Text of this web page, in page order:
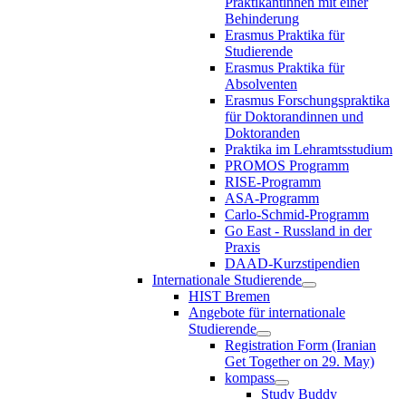
Behinderung
Erasmus Praktika für
Studierende
Erasmus Praktika für
Absolventen
Erasmus Forschungspraktika
für Doktorandinnen und
Doktoranden
Praktika im Lehramtsstudium
PROMOS Programm
RISE-Programm
ASA-Programm
Carlo-Schmid-Programm
Go East - Russland in der
Praxis
DAAD-Kurzstipendien
Internationale Studierende
HIST Bremen
Angebote für internationale
Studierende
Registration Form (Iranian
Get Together on 29. May)
kompass
Study Buddy